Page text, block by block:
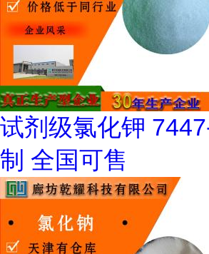
试剂级氯化钾
制 全国可售